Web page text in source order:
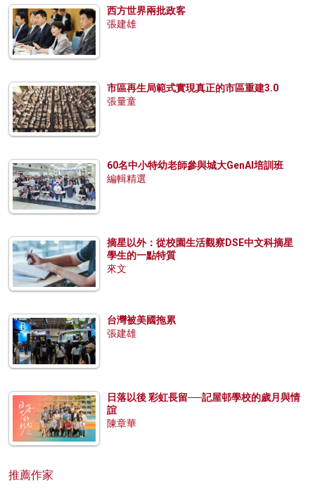
西方世界兩批政客
張建雄
市區再生局範式實現真正的市區重建3.0
張量童
60名中小特幼老師參與城大GenAI培訓班
編輯精選
摘星以外：從校園生活觀察DSE中文科摘星
學生的一點特質
來文
台灣被美國拖累
張建雄
日落以後 彩虹長留──記屋邨學校的歲月與情
誼
陳章華
推薦作家